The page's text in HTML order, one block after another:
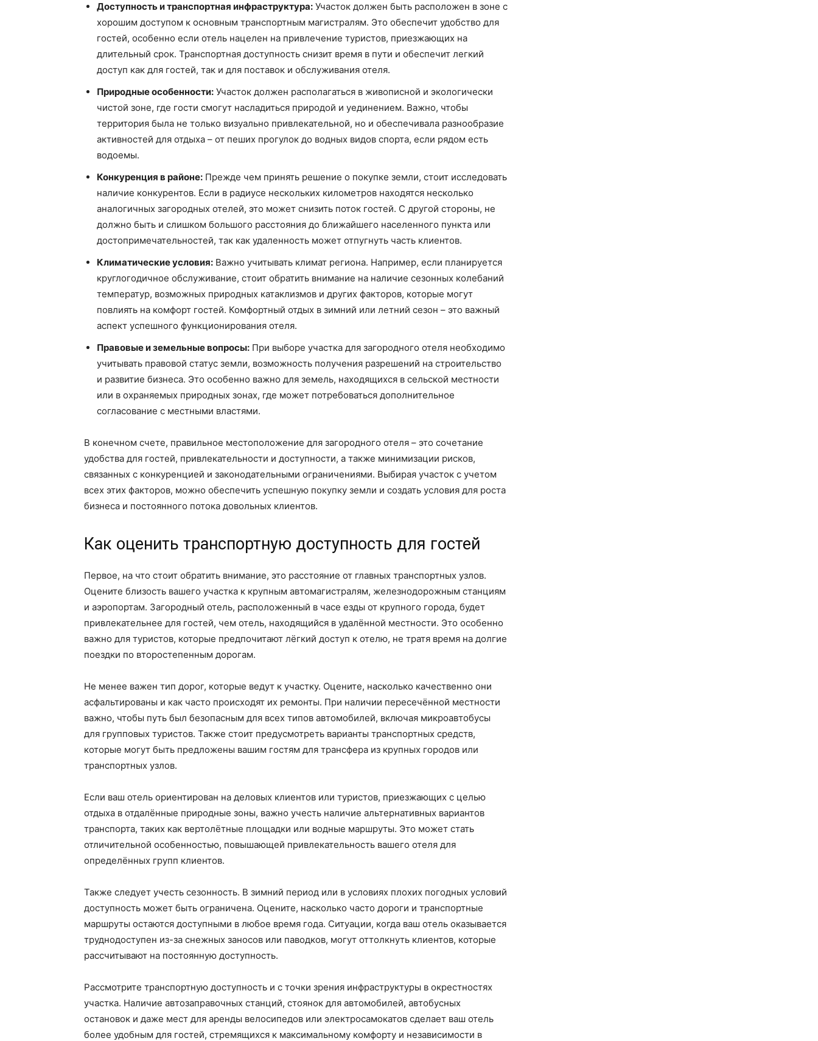
Доступность и транспортная инфраструктура: Участок должен быть расположен в зоне с
хорошим доступом к основным транспортным магистралям. Это обеспечит удобство для
гостей, особенно если отель нацелен на привлечение туристов, приезжающих на
длительный срок. Транспортная доступность снизит время в пути и обеспечит легкий
доступ как для гостей, так и для поставок и обслуживания отеля.
Природные особенности: Участок должен располагаться в живописной и экологически
чистой зоне, где гости смогут насладиться природой и уединением. Важно, чтобы
территория была не только визуально привлекательной, но и обеспечивала разнообразие
активностей для отдыха – от пеших прогулок до водных видов спорта, если рядом есть
водоемы.
Конкуренция в районе: Прежде чем принять решение о покупке земли, стоит исследовать
наличие конкурентов. Если в радиусе нескольких километров находятся несколько
аналогичных загородных отелей, это может снизить поток гостей. С другой стороны, не
должно быть и слишком большого расстояния до ближайшего населенного пункта или
достопримечательностей, так как удаленность может отпугнуть часть клиентов.
Климатические условия: Важно учитывать климат региона. Например, если планируется
круглогодичное обслуживание, стоит обратить внимание на наличие сезонных колебаний
температур, возможных природных катаклизмов и других факторов, которые могут
повлиять на комфорт гостей. Комфортный отдых в зимний или летний сезон – это важный
аспект успешного функционирования отеля.
Правовые и земельные вопросы: При выборе участка для загородного отеля необходимо
учитывать правовой статус земли, возможность получения разрешений на строительство
и развитие бизнеса. Это особенно важно для земель, находящихся в сельской местности
или в охраняемых природных зонах, где может потребоваться дополнительное
согласование с местными властями.
В конечном счете, правильное местоположение для загородного отеля – это сочетание
удобства для гостей, привлекательности и доступности, а также минимизации рисков,
связанных с конкуренцией и законодательными ограничениями. Выбирая участок с учетом
всех этих факторов, можно обеспечить успешную покупку земли и создать условия для роста
бизнеса и постоянного потока довольных клиентов.
Как оценить транспортную доступность для гостей
Первое, на что стоит обратить внимание, это расстояние от главных транспортных узлов.
Оцените близость вашего участка к крупным автомагистралям, железнодорожным станциям
и аэропортам. Загородный отель, расположенный в часе езды от крупного города, будет
привлекательнее для гостей, чем отель, находящийся в удалённой местности. Это особенно
важно для туристов, которые предпочитают лёгкий доступ к отелю, не тратя время на долгие
поездки по второстепенным дорогам.
Не менее важен тип дорог, которые ведут к участку. Оцените, насколько качественно они
асфальтированы и как часто происходят их ремонты. При наличии пересечённой местности
важно, чтобы путь был безопасным для всех типов автомобилей, включая микроавтобусы
для групповых туристов. Также стоит предусмотреть варианты транспортных средств,
которые могут быть предложены вашим гостям для трансфера из крупных городов или
транспортных узлов.
Если ваш отель ориентирован на деловых клиентов или туристов, приезжающих с целью
отдыха в отдалённые природные зоны, важно учесть наличие альтернативных вариантов
транспорта, таких как вертолётные площадки или водные маршруты. Это может стать
отличительной особенностью, повышающей привлекательность вашего отеля для
определённых групп клиентов.
Также следует учесть сезонность. В зимний период или в условиях плохих погодных условий
доступность может быть ограничена. Оцените, насколько часто дороги и транспортные
маршруты остаются доступными в любое время года. Ситуации, когда ваш отель оказывается
труднодоступен из-за снежных заносов или паводков, могут оттолкнуть клиентов, которые
рассчитывают на постоянную доступность.
Рассмотрите транспортную доступность и с точки зрения инфраструктуры в окрестностях
участка. Наличие автозаправочных станций, стоянок для автомобилей, автобусных
остановок и даже мест для аренды велосипедов или электросамокатов сделает ваш отель
более удобным для гостей, стремящихся к максимальному комфорту и независимости в